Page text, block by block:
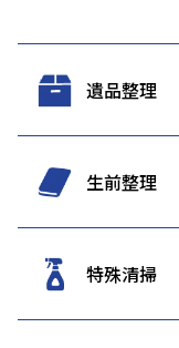
遺品整理
生前整理
特殊清掃